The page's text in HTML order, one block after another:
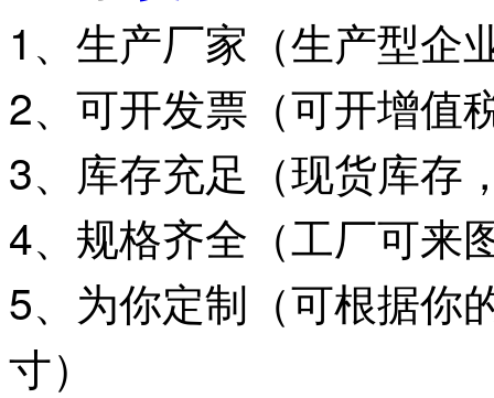
1、生产厂家（生产型企
2、可开发票（可开增值
3、库存充足（现货库存
4、规格齐全（工厂可来
5、为你定制（可根据你
寸）